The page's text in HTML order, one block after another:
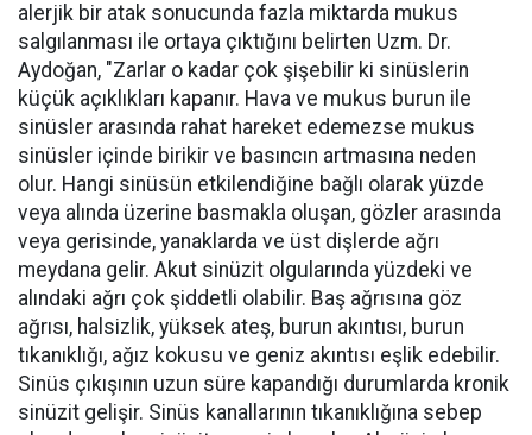
alerjik bir atak sonucunda fazla miktarda mukus
salgılanması ile ortaya çıktığını belirten Uzm. Dr.
Aydoğan, "Zarlar o kadar çok şişebilir ki sinüslerin
küçük açıklıkları kapanır. Hava ve mukus burun ile
sinüsler arasında rahat hareket edemezse mukus
sinüsler içinde birikir ve basıncın artmasına neden
olur. Hangi sinüsün etkilendiğine bağlı olarak yüzde
veya alında üzerine basmakla oluşan, gözler arasında
veya gerisinde, yanaklarda ve üst dişlerde ağrı
meydana gelir. Akut sinüzit olgularında yüzdeki ve
alındaki ağrı çok şiddetli olabilir. Baş ağrısına göz
ağrısı, halsizlik, yüksek ateş, burun akıntısı, burun
tıkanıklığı, ağız kokusu ve geniz akıntısı eşlik edebilir.
Sinüs çıkışının uzun süre kapandığı durumlarda kronik
sinüzit gelişir. Sinüs kanallarının tıkanıklığına sebep